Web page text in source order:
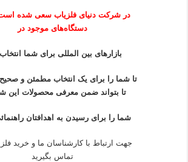
در شرکت دنیای فلزیاب سعی شده است
دستگاه‌های موجود در
بازار‌های بین المللی برای شما
تا شما را برای یک انتخاب مطمئن و
تا بتواند ضمن معرفی محصولات این
شما را برای رسیدن به اهدافتان
جهت ارتباط با کارشناسان ما و خرید
تماس بگیرید